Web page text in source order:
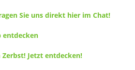
Sie uns direkt hier im Chat!
entdecken
Jetzt entdecken!